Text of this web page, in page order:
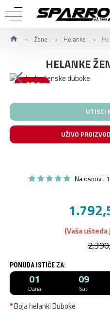
Žene Helanke
HELANKE
-25 %
UTISCI
UŽIVO
Na osnovu
PONUDA ISTIČE ZA:
01
Dana
09
Sati
(Vaša ušteda
Boja helanki Duboke